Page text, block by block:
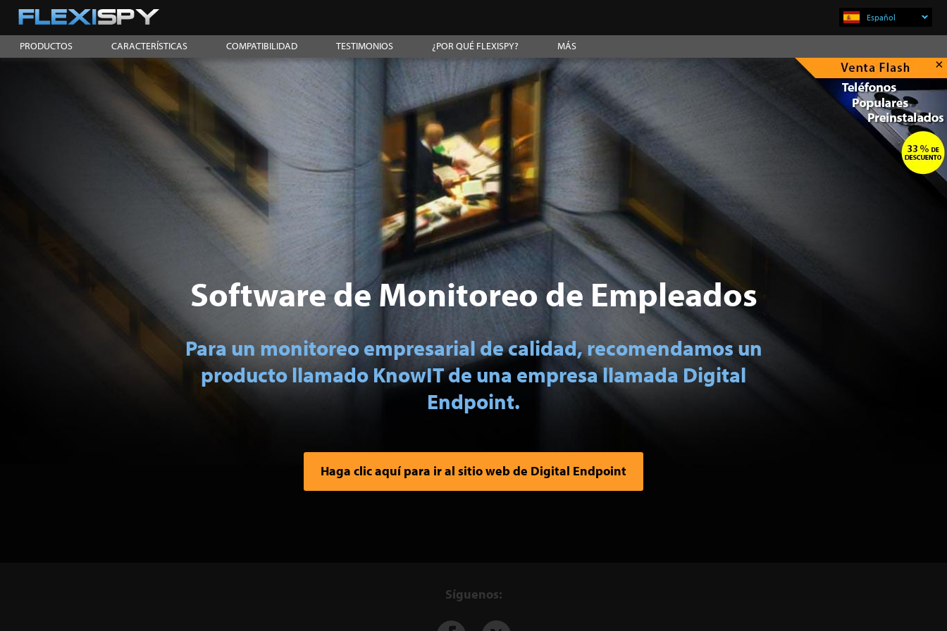
Español
PRODUCTOS CARACTERÍSTICAS COMPATIBILIDAD TESTIMONIOS ¿POR QUÉ FLEXISPY? MÁS
×
Software de Monitoreo de Empleados
Para un monitoreo empresarial de calidad, recomendamos un
producto llamado KnowIT de una empresa llamada Digital
Endpoint.
Haga clic aquí para ir al sitio web de Digital Endpoint
Síguenos: